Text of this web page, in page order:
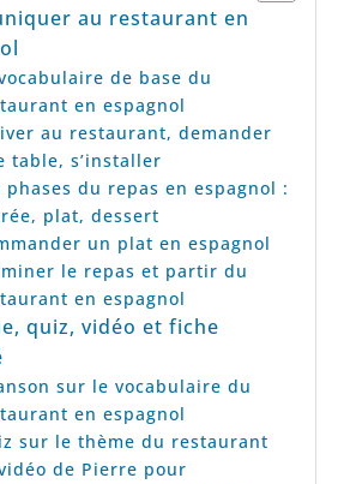
au restaurant en
de base du
en espagnol
au restaurant, demander
table, s’installer
phases du repas en espagnol :
plat, dessert
un plat en espagnol
le repas et partir du
en espagnol
quiz, vidéo et fiche
sur le vocabulaire du
en espagnol
sur le thème du restaurant
de Pierre pour